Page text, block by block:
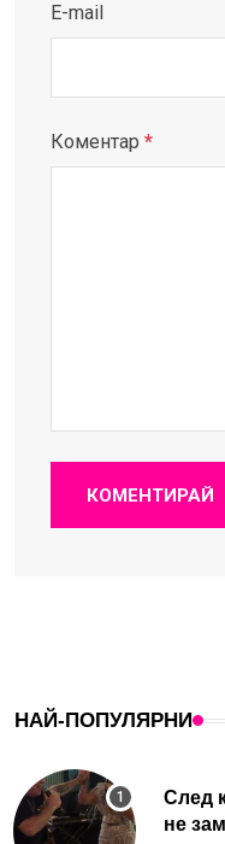
E-mail
Коментар *
КОМЕНТИРАЙ
НАЙ-ПОПУЛЯРНИ
След
не